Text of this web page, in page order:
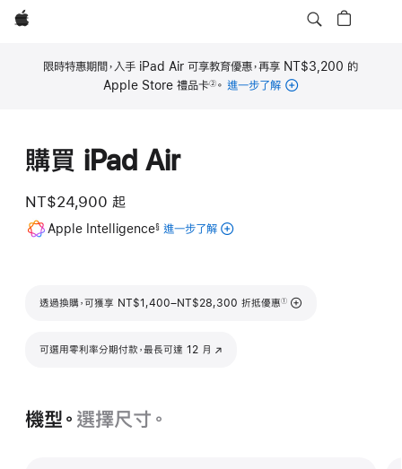
Apple
限時特惠期間，入手 iPad Air 可享教育優惠，再享 NT$3,200 的
Apple Store 禮品卡② 。進一步了解
購買 iPad Air
NT$24,900 起
Apple Intelligence腳
§ 進一步了解 適
的
透過換購，可獲享 NT$1,400–NT$28,300 折抵優惠
註腳
①
可選用零利率分期付款，最長可達 12 月
(以新視窗開啟)
機型。 選擇尺寸。